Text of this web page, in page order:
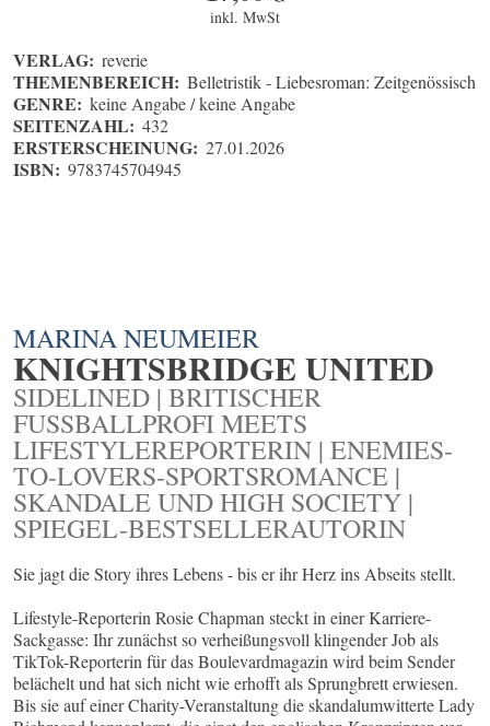
inkl. MwSt
VERLAG: reverie
THEMENBEREICH: Belletristik - Liebesroman: Zeitgenössisch
GENRE: keine Angabe / keine Angabe
SEITENZAHL: 432
ERSTERSCHEINUNG: 27.01.2026
ISBN: 9783745704945
MARINA NEUMEIER
KNIGHTSBRIDGE UNITED
SIDELINED | BRITISCHER
FUSSBALLPROFI MEETS L
IFESTYLEREPORTERIN | ENEMIES-T
O-LOVERS-SPORTSROMANCE | S
KANDALE UND HIGH SOCIETY | S
PIEGEL-BESTSELLERAUTORIN
Sie jagt die Story ihres Lebens - bis er ihr Herz ins Abseits stellt.
Lifestyle-Reporterin Rosie Chapman steckt in einer Karriere-
Sackgasse: Ihr zunächst so verheißungsvoll klingender Job als
TikTok-Reporterin für das Boulevardmagazin wird beim Sender
belächelt und hat sich nicht wie erhofft als Sprungbrett erwiesen.
Bis sie auf einer Charity-Veranstaltung die skandalumwitterte Lady